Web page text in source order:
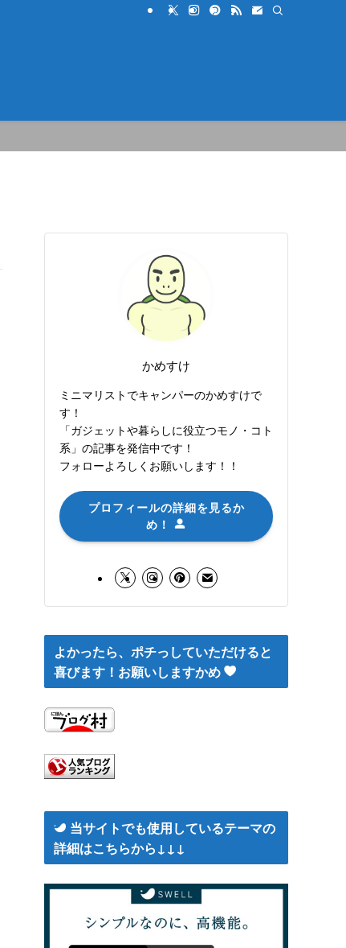
かめすけ
ミニマリストでキャンパーのかめすけで
す！
「ガジェットや暮らしに役立つモノ・コト
系」の記事を発信中です！
フォローよろしくお願いします！！
プロフィールの詳細を見るか
め！
よかったら、ポチっしていただけると
喜びます！お願いしますかめ
当サイトでも使用しているテーマの
詳細はこちらから↓↓↓